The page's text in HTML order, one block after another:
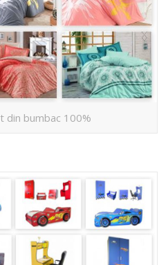
din bumbac 100%